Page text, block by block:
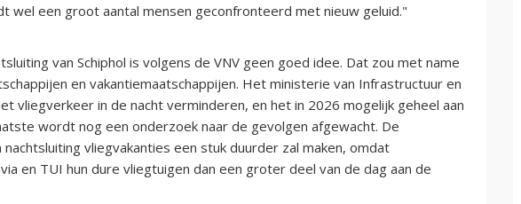
wel een groot aantal mensen geconfronteerd met nieuw geluid."
van Schiphol is volgens de VNV geen goed idee. Dat zou met name
en vakantiemaatschappijen. Het ministerie van Infrastructuur en
vliegverkeer in de nacht verminderen, en het in 2026 mogelijk geheel aan
wordt nog een onderzoek naar de gevolgen afgewacht. De
vliegvakanties een stuk duurder zal maken, omdat
en TUI hun dure vliegtuigen dan een groter deel van de dag aan de